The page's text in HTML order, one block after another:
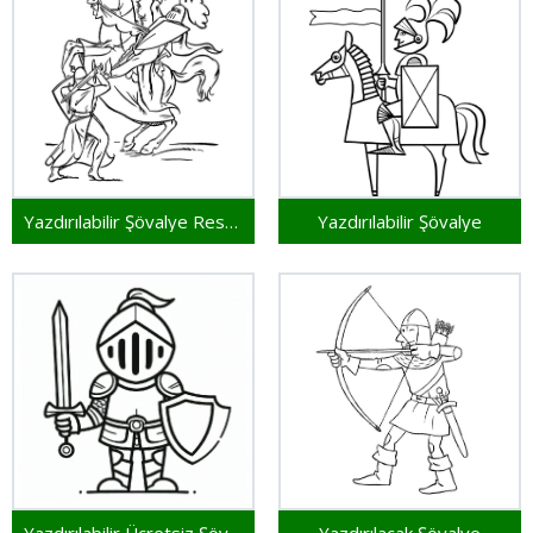
Yazdırılabilir Şövalye Resmi Yazdırılabilir Şövalye